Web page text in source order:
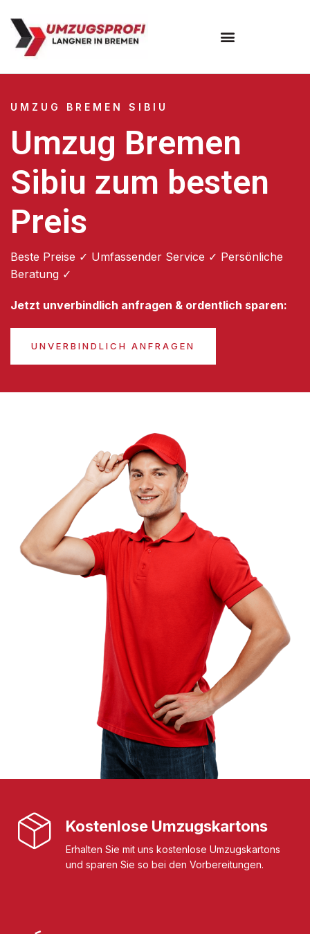
UMZUG BREMEN SIBIU
Umzug Bremen
Sibiu zum besten
Preis
Beste Preise ✓ Umfassender Service ✓ Persönliche
Beratung ✓
Jetzt unverbindlich anfragen & ordentlich sparen:
UNVERBINDLICH ANFRAGEN
Kostenlose Umzugskartons
Erhalten Sie mit uns kostenlose Umzugskartons
und sparen Sie so bei den Vorbereitungen.